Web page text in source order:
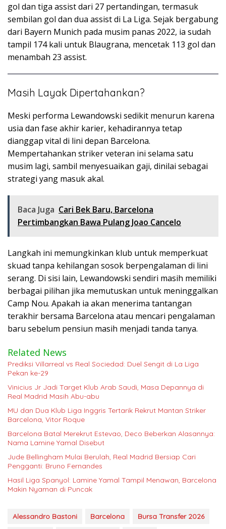
gol dan tiga assist dari 27 pertandingan, termasuk
sembilan gol dan dua assist di La Liga. Sejak bergabung
dari Bayern Munich pada musim panas 2022, ia sudah
tampil 174 kali untuk Blaugrana, mencetak 113 gol dan
menambah 23 assist.
Masih Layak Dipertahankan?
Meski performa Lewandowski sedikit menurun karena
usia dan fase akhir karier, kehadirannya tetap
dianggap vital di lini depan Barcelona.
Mempertahankan striker veteran ini selama satu
musim lagi, sambil menyesuaikan gaji, dinilai sebagai
strategi yang masuk akal.
Baca Juga Cari Bek Baru, Barcelona
Pertimbangkan Bawa Pulang Joao Cancelo
Langkah ini memungkinkan klub untuk memperkuat
skuad tanpa kehilangan sosok berpengalaman di lini
serang. Di sisi lain, Lewandowski sendiri masih memiliki
berbagai pilihan jika memutuskan untuk meninggalkan
Camp Nou. Apakah ia akan menerima tantangan
terakhir bersama Barcelona atau mencari pengalaman
baru sebelum pensiun masih menjadi tanda tanya.
Related News
Prediksi Villarreal vs Real Sociedad: Duel Sengit di La Liga
Pekan ke-29
Vinicius Jr Jadi Target Klub Arab Saudi, Masa Depannya di
Real Madrid Masih Abu-abu
MU dan Dua Klub Liga Inggris Tertarik Rekrut Mantan Striker
Barcelona, Vitor Roque
Barcelona Batal Merekrut Estevao, Deco Beberkan Alasannya:
Nama Lamine Yamal Disebut
Jude Bellingham Mulai Berulah, Real Madrid Bersiap Cari
Pengganti: Bruno Fernandes
Hasil Liga Spanyol: Lamine Yamal Tampil Menawan, Barcelona
Makin Nyaman di Puncak
Alessandro Bastoni Barcelona
Bursa Transfer 2026